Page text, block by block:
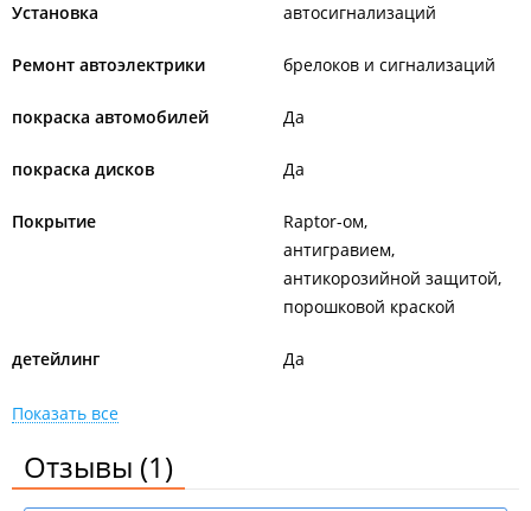
Установка автосигнализаций
Ремонт автоэлектрики брелоков и сигнализаций
покраска автомобилей Да
покраска дисков Да
Покрытие
Raptor-ом
антигравием
антикорозийной защитой
порошковой краской
детейлинг Да
Показать все
Отзывы (1)